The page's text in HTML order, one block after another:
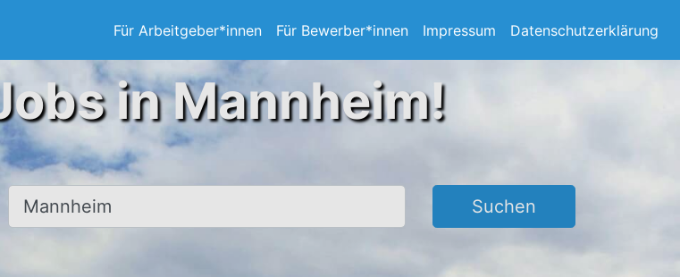
Für Arbeitgeber*innen Für Bewerber*innen Impressum Datenschutzerklärung
in Mannheim!
Ort, Stadt Suchen